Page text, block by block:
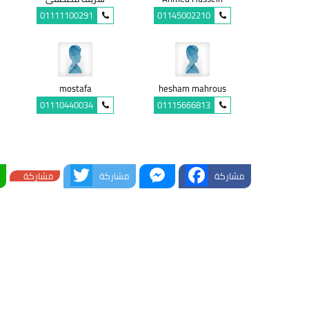
01145002210
01111100291
hesham mahrous
01115666813
mostafa
01110440034
مشاركة Facebook
Messenger
مشاركة Twitterمشاركة